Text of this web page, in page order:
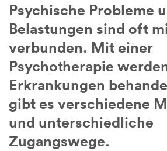
Psychische Probleme
Belastungen sind oft
verbunden. Mit einer
Psychotherapie
Erkrankungen
gibt es verschiedene
und unterschiedliche
Zugangswege.